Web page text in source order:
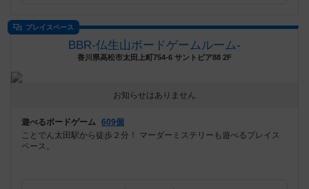
プレイスペース
BBR-仏生山ボードゲームルーム-
香川県高松市太田上町754-6 サントピア88 2F
お知らせはありません
遊べるボードゲーム 609個
ことでん太田駅から徒歩２分！ マーダーミステリーも遊べるプレイス
ペース。